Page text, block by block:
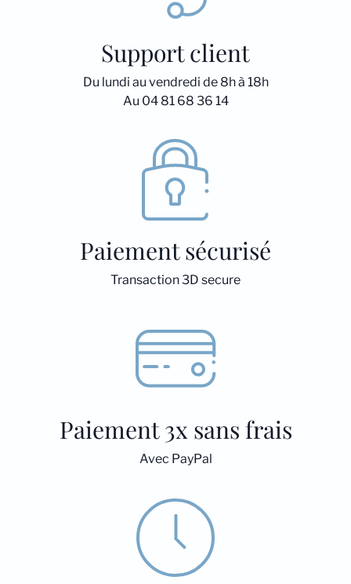
Support client
Du lundi au vendredi de 8h à 18h
Au 04 81 68 36 14
Paiement sécurisé
Transaction 3D secure
Paiement 3x sans frais
Avec PayPal